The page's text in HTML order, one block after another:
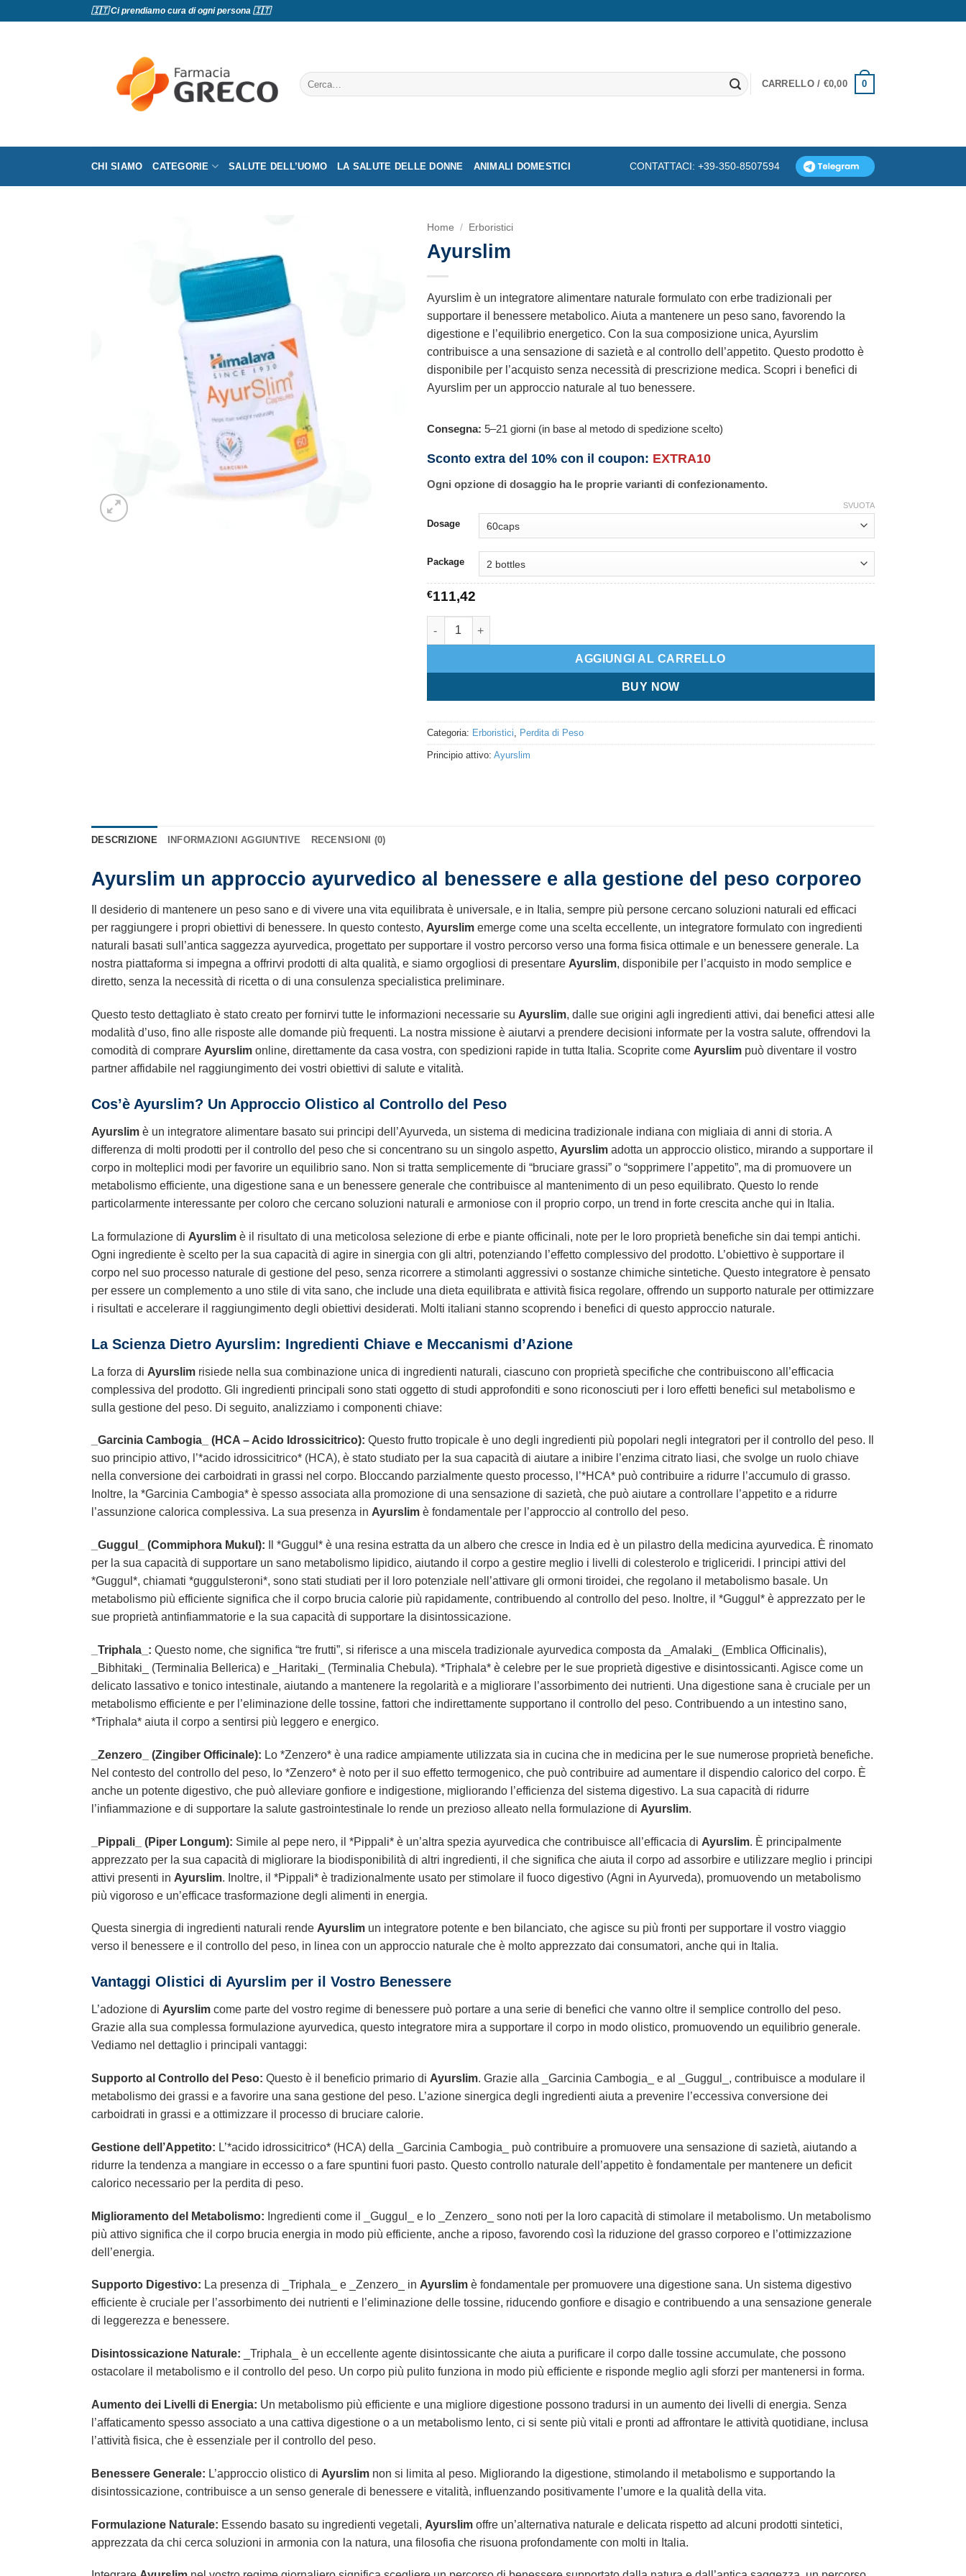
🇮🇹 Ci prendiamo cura di ogni persona 🇮🇹
Cerca:
CARRELLO / €0,00 0
CHI SIAMO CATEGORIE SALUTE DELL’UOMO LA SALUTE DELLE DONNE ANIMALI DOMESTICI CONTATTACI: +39-350-8507594
Home / Erboristici
Ayurslim
Ayurslim è un integratore alimentare naturale formulato con erbe tradizionali per
supportare il benessere metabolico. Aiuta a mantenere un peso sano, favorendo la
digestione e l’equilibrio energetico. Con la sua composizione unica, Ayurslim
contribuisce a una sensazione di sazietà e al controllo dell’appetito. Questo prodotto è
disponibile per l’acquisto senza necessità di prescrizione medica. Scopri i benefici di
Ayurslim per un approccio naturale al tuo benessere.
Consegna: 5–21 giorni (in base al metodo di spedizione scelto)
Sconto extra del 10% con il coupon: EXTRA10
Ogni opzione di dosaggio ha le proprie varianti di confezionamento.
Dosage
Package
SVUOTA
€111,42
Ayurslim quantità
AGGIUNGI AL CARRELLO
BUY NOW
Categoria: Erboristici, Perdita di Peso
Principio attivo: Ayurslim
DESCRIZIONE INFORMAZIONI AGGIUNTIVE RECENSIONI (0)
Ayurslim un approccio ayurvedico al benessere e alla gestione del peso corporeo
Il desiderio di mantenere un peso sano e di vivere una vita equilibrata è universale, e in Italia, sempre più persone cercano soluzioni naturali ed efficaci
per raggiungere i propri obiettivi di benessere. In questo contesto, Ayurslim emerge come una scelta eccellente, un integratore formulato con ingredienti
naturali basati sull’antica saggezza ayurvedica, progettato per supportare il vostro percorso verso una forma fisica ottimale e un benessere generale. La
nostra piattaforma si impegna a offrirvi prodotti di alta qualità, e siamo orgogliosi di presentare Ayurslim, disponibile per l’acquisto in modo semplice e
diretto, senza la necessità di ricetta o di una consulenza specialistica preliminare.
Questo testo dettagliato è stato creato per fornirvi tutte le informazioni necessarie su Ayurslim, dalle sue origini agli ingredienti attivi, dai benefici attesi alle
modalità d’uso, fino alle risposte alle domande più frequenti. La nostra missione è aiutarvi a prendere decisioni informate per la vostra salute, offrendovi la
comodità di comprare Ayurslim online, direttamente da casa vostra, con spedizioni rapide in tutta Italia. Scoprite come Ayurslim può diventare il vostro
partner affidabile nel raggiungimento dei vostri obiettivi di salute e vitalità.
Cos’è Ayurslim? Un Approccio Olistico al Controllo del Peso
Ayurslim è un integratore alimentare basato sui principi dell’Ayurveda, un sistema di medicina tradizionale indiana con migliaia di anni di storia. A
differenza di molti prodotti per il controllo del peso che si concentrano su un singolo aspetto, Ayurslim adotta un approccio olistico, mirando a supportare il
corpo in molteplici modi per favorire un equilibrio sano. Non si tratta semplicemente di “bruciare grassi” o “sopprimere l’appetito”, ma di promuovere un
metabolismo efficiente, una digestione sana e un benessere generale che contribuisce al mantenimento di un peso equilibrato. Questo lo rende
particolarmente interessante per coloro che cercano soluzioni naturali e armoniose con il proprio corpo, un trend in forte crescita anche qui in Italia.
La formulazione di Ayurslim è il risultato di una meticolosa selezione di erbe e piante officinali, note per le loro proprietà benefiche sin dai tempi antichi.
Ogni ingrediente è scelto per la sua capacità di agire in sinergia con gli altri, potenziando l’effetto complessivo del prodotto. L’obiettivo è supportare il
corpo nel suo processo naturale di gestione del peso, senza ricorrere a stimolanti aggressivi o sostanze chimiche sintetiche. Questo integratore è pensato
per essere un complemento a uno stile di vita sano, che include una dieta equilibrata e attività fisica regolare, offrendo un supporto naturale per ottimizzare
i risultati e accelerare il raggiungimento degli obiettivi desiderati. Molti italiani stanno scoprendo i benefici di questo approccio naturale.
La Scienza Dietro Ayurslim: Ingredienti Chiave e Meccanismi d’Azione
La forza di Ayurslim risiede nella sua combinazione unica di ingredienti naturali, ciascuno con proprietà specifiche che contribuiscono all’efficacia
complessiva del prodotto. Gli ingredienti principali sono stati oggetto di studi approfonditi e sono riconosciuti per i loro effetti benefici sul metabolismo e
sulla gestione del peso. Di seguito, analizziamo i componenti chiave:
_Garcinia Cambogia_ (HCA – Acido Idrossicitrico): Questo frutto tropicale è uno degli ingredienti più popolari negli integratori per il controllo del peso. Il
suo principio attivo, l’*acido idrossicitrico* (HCA), è stato studiato per la sua capacità di aiutare a inibire l’enzima citrato liasi, che svolge un ruolo chiave
nella conversione dei carboidrati in grassi nel corpo. Bloccando parzialmente questo processo, l’*HCA* può contribuire a ridurre l’accumulo di grasso.
Inoltre, la *Garcinia Cambogia* è spesso associata alla promozione di una sensazione di sazietà, che può aiutare a controllare l’appetito e a ridurre
l’assunzione calorica complessiva. La sua presenza in Ayurslim è fondamentale per l’approccio al controllo del peso.
_Guggul_ (Commiphora Mukul): Il *Guggul* è una resina estratta da un albero che cresce in India ed è un pilastro della medicina ayurvedica. È rinomato
per la sua capacità di supportare un sano metabolismo lipidico, aiutando il corpo a gestire meglio i livelli di colesterolo e trigliceridi. I principi attivi del
*Guggul*, chiamati *guggulsteroni*, sono stati studiati per il loro potenziale nell’attivare gli ormoni tiroidei, che regolano il metabolismo basale. Un
metabolismo più efficiente significa che il corpo brucia calorie più rapidamente, contribuendo al controllo del peso. Inoltre, il *Guggul* è apprezzato per le
sue proprietà antinfiammatorie e la sua capacità di supportare la disintossicazione.
_Triphala_: Questo nome, che significa “tre frutti”, si riferisce a una miscela tradizionale ayurvedica composta da _Amalaki_ (Emblica Officinalis),
_Bibhitaki_ (Terminalia Bellerica) e _Haritaki_ (Terminalia Chebula). *Triphala* è celebre per le sue proprietà digestive e disintossicanti. Agisce come un
delicato lassativo e tonico intestinale, aiutando a mantenere la regolarità e a migliorare l’assorbimento dei nutrienti. Una digestione sana è cruciale per un
metabolismo efficiente e per l’eliminazione delle tossine, fattori che indirettamente supportano il controllo del peso. Contribuendo a un intestino sano,
*Triphala* aiuta il corpo a sentirsi più leggero e energico.
_Zenzero_ (Zingiber Officinale): Lo *Zenzero* è una radice ampiamente utilizzata sia in cucina che in medicina per le sue numerose proprietà benefiche.
Nel contesto del controllo del peso, lo *Zenzero* è noto per il suo effetto termogenico, che può contribuire ad aumentare il dispendio calorico del corpo. È
anche un potente digestivo, che può alleviare gonfiore e indigestione, migliorando l’efficienza del sistema digestivo. La sua capacità di ridurre
l’infiammazione e di supportare la salute gastrointestinale lo rende un prezioso alleato nella formulazione di Ayurslim.
_Pippali_ (Piper Longum): Simile al pepe nero, il *Pippali* è un’altra spezia ayurvedica che contribuisce all’efficacia di Ayurslim. È principalmente
apprezzato per la sua capacità di migliorare la biodisponibilità di altri ingredienti, il che significa che aiuta il corpo ad assorbire e utilizzare meglio i principi
attivi presenti in Ayurslim. Inoltre, il *Pippali* è tradizionalmente usato per stimolare il fuoco digestivo (Agni in Ayurveda), promuovendo un metabolismo
più vigoroso e un’efficace trasformazione degli alimenti in energia.
Questa sinergia di ingredienti naturali rende Ayurslim un integratore potente e ben bilanciato, che agisce su più fronti per supportare il vostro viaggio
verso il benessere e il controllo del peso, in linea con un approccio naturale che è molto apprezzato dai consumatori, anche qui in Italia.
Vantaggi Olistici di Ayurslim per il Vostro Benessere
L’adozione di Ayurslim come parte del vostro regime di benessere può portare a una serie di benefici che vanno oltre il semplice controllo del peso.
Grazie alla sua complessa formulazione ayurvedica, questo integratore mira a supportare il corpo in modo olistico, promuovendo un equilibrio generale.
Vediamo nel dettaglio i principali vantaggi:
Supporto al Controllo del Peso: Questo è il beneficio primario di Ayurslim. Grazie alla _Garcinia Cambogia_ e al _Guggul_, contribuisce a modulare il
metabolismo dei grassi e a favorire una sana gestione del peso. L’azione sinergica degli ingredienti aiuta a prevenire l’eccessiva conversione dei
carboidrati in grassi e a ottimizzare il processo di bruciare calorie.
Gestione dell’Appetito: L’*acido idrossicitrico* (HCA) della _Garcinia Cambogia_ può contribuire a promuovere una sensazione di sazietà, aiutando a
ridurre la tendenza a mangiare in eccesso o a fare spuntini fuori pasto. Questo controllo naturale dell’appetito è fondamentale per mantenere un deficit
calorico necessario per la perdita di peso.
Miglioramento del Metabolismo: Ingredienti come il _Guggul_ e lo _Zenzero_ sono noti per la loro capacità di stimolare il metabolismo. Un metabolismo
più attivo significa che il corpo brucia energia in modo più efficiente, anche a riposo, favorendo così la riduzione del grasso corporeo e l’ottimizzazione
dell’energia.
Supporto Digestivo: La presenza di _Triphala_ e _Zenzero_ in Ayurslim è fondamentale per promuovere una digestione sana. Un sistema digestivo
efficiente è cruciale per l’assorbimento dei nutrienti e l’eliminazione delle tossine, riducendo gonfiore e disagio e contribuendo a una sensazione generale
di leggerezza e benessere.
Disintossicazione Naturale: _Triphala_ è un eccellente agente disintossicante che aiuta a purificare il corpo dalle tossine accumulate, che possono
ostacolare il metabolismo e il controllo del peso. Un corpo più pulito funziona in modo più efficiente e risponde meglio agli sforzi per mantenersi in forma.
Aumento dei Livelli di Energia: Un metabolismo più efficiente e una migliore digestione possono tradursi in un aumento dei livelli di energia. Senza
l’affaticamento spesso associato a una cattiva digestione o a un metabolismo lento, ci si sente più vitali e pronti ad affrontare le attività quotidiane, inclusa
l’attività fisica, che è essenziale per il controllo del peso.
Benessere Generale: L’approccio olistico di Ayurslim non si limita al peso. Migliorando la digestione, stimolando il metabolismo e supportando la
disintossicazione, contribuisce a un senso generale di benessere e vitalità, influenzando positivamente l’umore e la qualità della vita.
Formulazione Naturale: Essendo basato su ingredienti vegetali, Ayurslim offre un’alternativa naturale e delicata rispetto ad alcuni prodotti sintetici,
apprezzata da chi cerca soluzioni in armonia con la natura, una filosofia che risuona profondamente con molti in Italia.